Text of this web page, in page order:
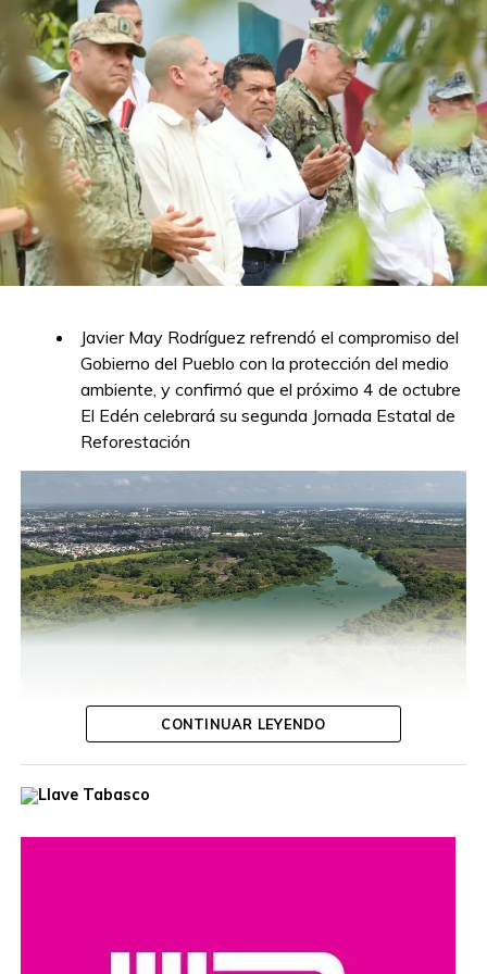
Javier May Rodríguez refrendó el compromiso del
Gobierno del Pueblo con la protección del medio
ambiente, y confirmó que el próximo 4 de octubre
El Edén celebrará su segunda Jornada Estatal de
Reforestación
Tabasco se sumó este domingo a la Jornada Nacional de
Reforestación 2026 “Todo México a Reforestar”,
convocada por la Presidenta Claudia Sheinbaum Pardo,
del estado y la siembra de especies nativas como el
la cobertura vegetal se asume en El Edén como una tarea
CONTINUAR LEYENDO